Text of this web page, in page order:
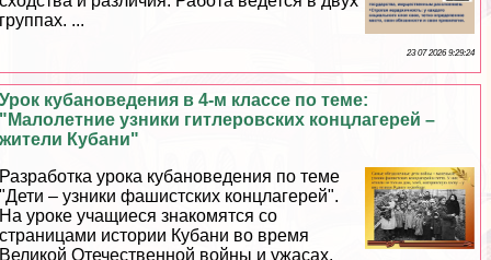
группах. ...
23 07 2026 9:29:24
Урок кубановедения в 4-м классе по теме:
"Малолетние узники гитлеровских концлагерей –
жители Кубани"
Разработка урока кубановедения по теме
"Дети – узники фашистских концлагерей".
На уроке учащиеся знакомятся со
страницами истории Кубани во время
Великой Отечественной войны и ужасах,